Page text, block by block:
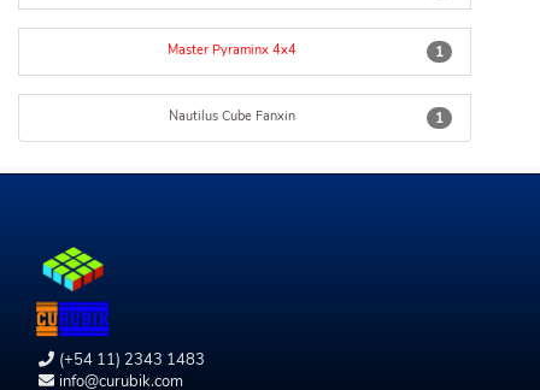
1
Master Pyraminx 4x4
1
Nautilus Cube Fanxin
(+54 11) 2343 1483
info@curubik.com